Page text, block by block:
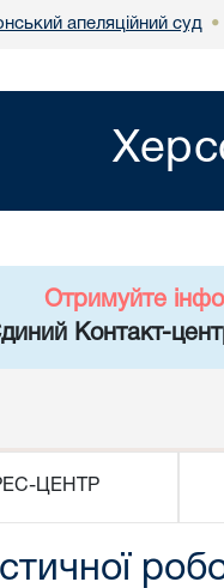
апеляційний суд •
Отримуйте
Контакт-
ЦЕНТР